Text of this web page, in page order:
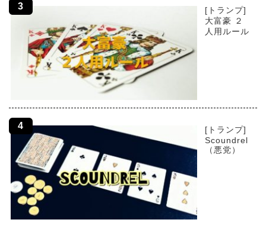
[トランプ]
大富豪 ２
人用ルール
[トランプ]
Scoundrel
（悪党）